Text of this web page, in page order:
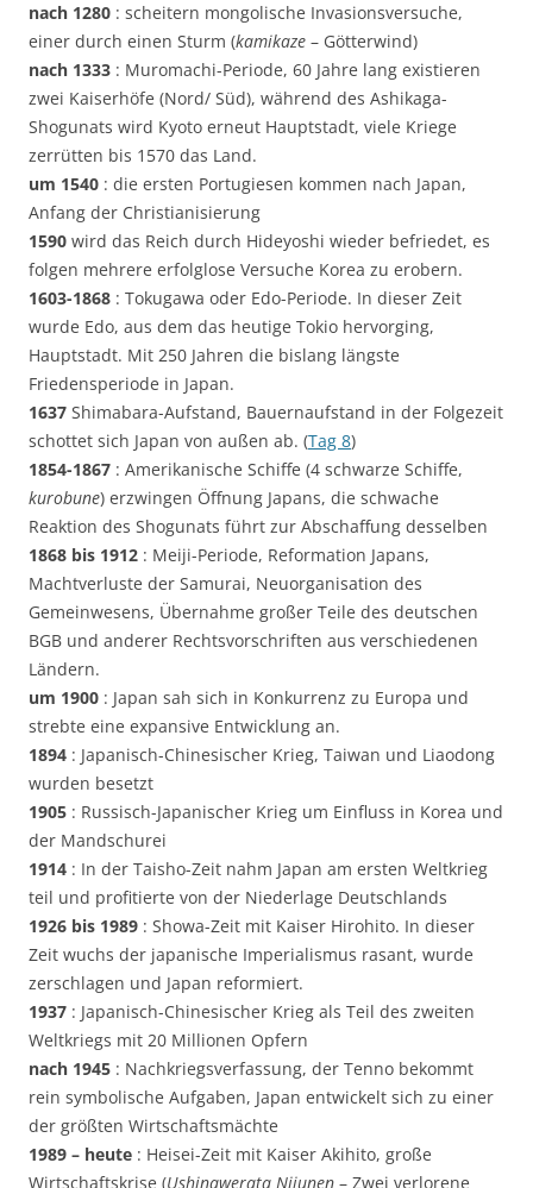
nach 1280 : scheitern mongolische Invasionsversuche,
einer durch einen Sturm (kamikaze – Götterwind)
nach 1333 : Muromachi-Periode, 60 Jahre lang existieren
zwei Kaiserhöfe (Nord/ Süd), während des Ashikaga-
Shogunats wird Kyoto erneut Hauptstadt, viele Kriege
zerrütten bis 1570 das Land.
um 1540 : die ersten Portugiesen kommen nach Japan,
Anfang der Christianisierung
1590 wird das Reich durch Hideyoshi wieder befriedet, es
folgen mehrere erfolglose Versuche Korea zu erobern.
1603-1868 : Tokugawa oder Edo-Periode. In dieser Zeit
wurde Edo, aus dem das heutige Tokio hervorging,
Hauptstadt. Mit 250 Jahren die bislang längste
Friedensperiode in Japan.
1637 Shimabara-Aufstand, Bauernaufstand in der Folgezeit
schottet sich Japan von außen ab. (Tag 8)
1854-1867 : Amerikanische Schiffe (4 schwarze Schiffe,
kurobune) erzwingen Öffnung Japans, die schwache
Reaktion des Shogunats führt zur Abschaffung desselben
1868 bis 1912 : Meiji-Periode, Reformation Japans,
Machtverluste der Samurai, Neuorganisation des
Gemeinwesens, Übernahme großer Teile des deutschen
BGB und anderer Rechtsvorschriften aus verschiedenen
Ländern.
um 1900 : Japan sah sich in Konkurrenz zu Europa und
strebte eine expansive Entwicklung an.
1894 : Japanisch-Chinesischer Krieg, Taiwan und Liaodong
wurden besetzt
1905 : Russisch-Japanischer Krieg um Einfluss in Korea und
der Mandschurei
1914 : In der Taisho-Zeit nahm Japan am ersten Weltkrieg
teil und profitierte von der Niederlage Deutschlands
1926 bis 1989 : Showa-Zeit mit Kaiser Hirohito. In dieser
Zeit wuchs der japanische Imperialismus rasant, wurde
zerschlagen und Japan reformiert.
1937 : Japanisch-Chinesischer Krieg als Teil des zweiten
Weltkriegs mit 20 Millionen Opfern
nach 1945 : Nachkriegsverfassung, der Tenno bekommt
rein symbolische Aufgaben, Japan entwickelt sich zu einer
der größten Wirtschaftsmächte
1989 – heute : Heisei-Zeit mit Kaiser Akihito, große
Wirtschaftskrise (Ushinawerata Nijunen – Zwei verlorene